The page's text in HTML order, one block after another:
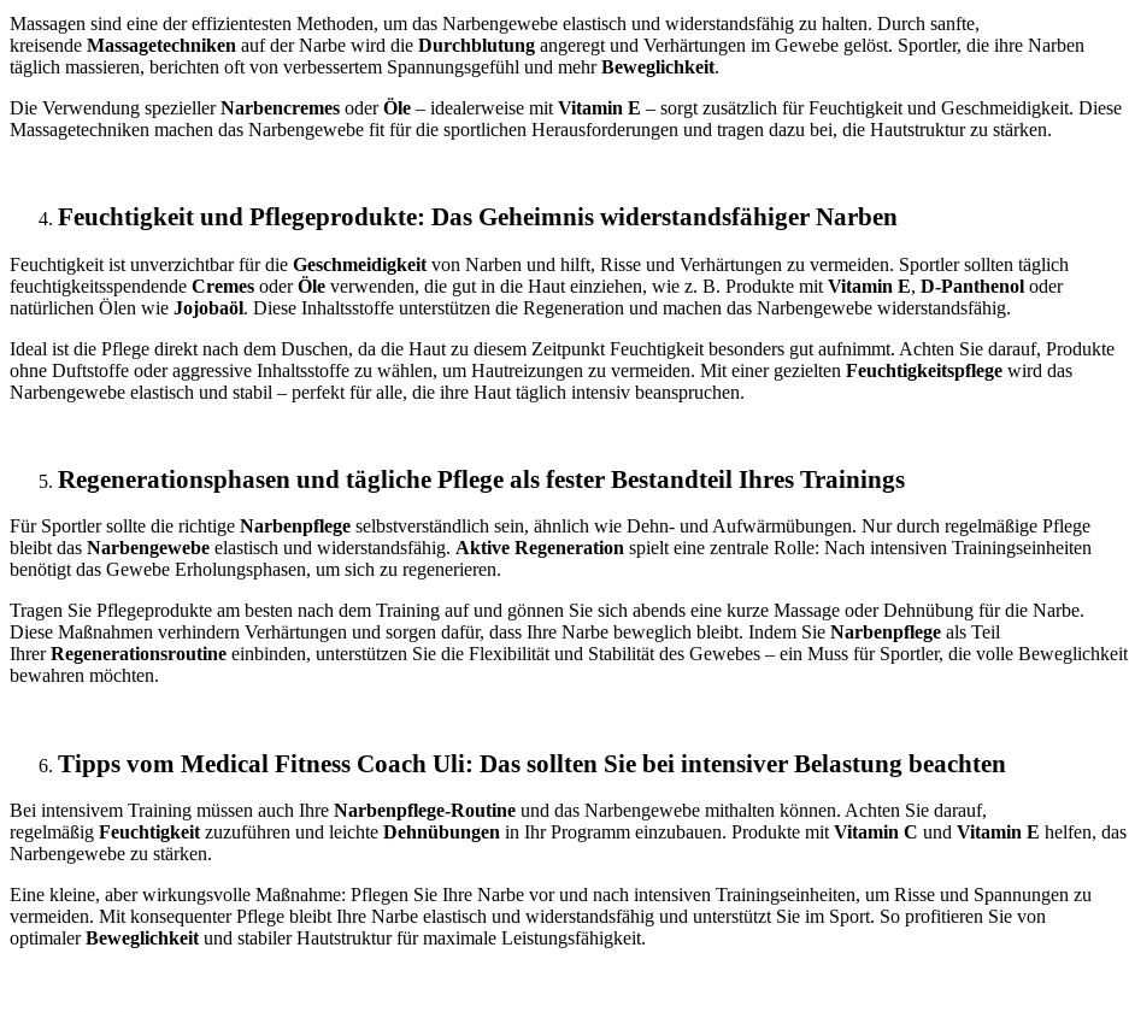
Massagen sind eine der effizientesten Methoden, um das Narbengewebe elastisch und widerstandsfähig zu halten. Durch sanfte,
kreisende Massagetechniken auf der Narbe wird die Durchblutung angeregt und Verhärtungen im Gewebe gelöst. Sportler, die ihre Narben
täglich massieren, berichten oft von verbessertem Spannungsgefühl und mehrBeweglichkeit.
Die Verwendung speziellerNarbencremes oderÖle – idealerweise mit Vitamin E – sorgt zusätzlich für Feuchtigkeit und Geschmeidigkeit. Diese
Massagetechniken machen das Narbengewebe fit für die sportlichen Herausforderungen und tragen dazu bei, die Hautstruktur zu stärken.
Feuchtigkeit und Pflegeprodukte: Das Geheimnis widerstandsfähiger Narben
Feuchtigkeit ist unverzichtbar für die Geschmeidigkeit von Narben und hilft, Risse und Verhärtungen zu vermeiden. Sportler sollten täglich
feuchtigkeitsspendende Cremes oderÖle verwenden, die gut in die Haut einziehen, wie z. B. Produkte mit Vitamin E, D-Panthenol oder
natürlichen Ölen wie Jojobaöl. Diese Inhaltsstoffe unterstützen die Regeneration und machen das Narbengewebe widerstandsfähig.
Ideal ist die Pflege direkt nach dem Duschen, da die Haut zu diesem Zeitpunkt Feuchtigkeit besonders gut aufnimmt. Achten Sie darauf, Produkte
ohne Duftstoffe oder aggressive Inhaltsstoffe zu wählen, um Hautreizungen zu vermeiden. Mit einer gezielten Feuchtigkeitspflege wird das
Narbengewebe elastisch und stabil – perfekt für alle, die ihre Haut täglich intensiv beanspruchen.
Regenerationsphasen und tägliche Pflege als fester Bestandteil Ihres Trainings
Für Sportler sollte die richtige Narbenpflege selbstverständlich sein, ähnlich wie Dehn- und Aufwärmübungen. Nur durch regelmäßige Pflege
bleibt das Narbengewebe elastisch und widerstandsfähig. Aktive Regeneration spielt eine zentrale Rolle: Nach intensiven Trainingseinheiten
benötigt das Gewebe Erholungsphasen, um sich zu regenerieren.
Tragen Sie Pflegeprodukte am besten nach dem Training auf und gönnen Sie sich abends eine kurze Massage oder Dehnübung für die Narbe.
Diese Maßnahmen verhindern Verhärtungen und sorgen dafür, dass Ihre Narbe beweglich bleibt. Indem Sie Narbenpflege als Teil
IhrerRegenerationsroutine einbinden, unterstützen Sie die Flexibilität und Stabilität des Gewebes – ein Muss für Sportler, die volle Beweglichkeit
bewahren möchten.
Tipps vom Medical Fitness Coach Uli: Das sollten Sie bei intensiver Belastung beachten
Bei intensivem Training müssen auch Ihre Narbenpflege-Routine und das Narbengewebe mithalten können. Achten Sie darauf,
regelmäßig Feuchtigkeit zuzuführen und leichte Dehnübungen in Ihr Programm einzubauen. Produkte mit Vitamin C und Vitamin E helfen, das
Narbengewebe zu stärken.
Eine kleine, aber wirkungsvolle Maßnahme: Pflegen Sie Ihre Narbe vor und nach intensiven Trainingseinheiten, um Risse und Spannungen zu
vermeiden. Mit konsequenter Pflege bleibt Ihre Narbe elastisch und widerstandsfähig und unterstützt Sie im Sport. So profitieren Sie von
optimalerBeweglichkeit und stabiler Hautstruktur für maximale Leistungsfähigkeit.